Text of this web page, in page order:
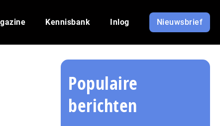
Kennisbank Inlog Nieuwsbrief
Populaire
berichten